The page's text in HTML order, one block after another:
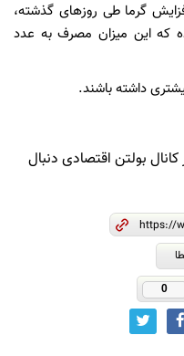
گرما طی روزهای گذشته،
که این میزان مصرف به عدد
داشته باشند.
بولتن اقتصادی دنبال
0